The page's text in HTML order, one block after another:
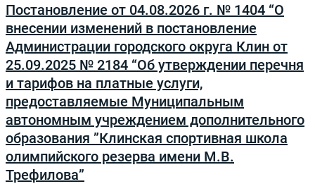
Постановление от 04.08.2026 г. № 1404 “О
внесении изменений в постановление
Администрации городского округа Клин от
25.09.2025 № 2184 “Об утверждении перечня
и тарифов на платные услуги,
предоставляемые Муниципальным
автономным учреждением дополнительного
образования ”Клинская спортивная школа
олимпийского резерва имени М.В.
Трефилова”